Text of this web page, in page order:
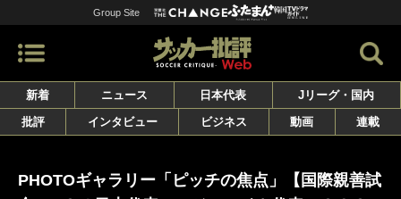
Group Site
新着 ニュース 日本代表
Jリーグ・国内
批評
インタビュー ビジネス 動画 連載
PHOTOギャラリー「ピッチの焦点」【国際親善試